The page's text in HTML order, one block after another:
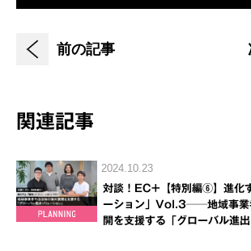
前の記事
関連記事
2024.10.23
対談！EC+【特別編⑥】進化
ーション」Vol.3──地域事業
開を支援する「グローバル進出